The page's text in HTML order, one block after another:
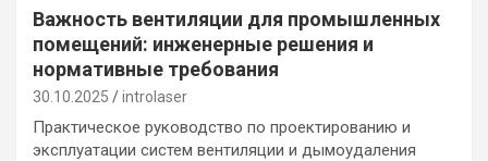
Важность вентиляции для промышленных
помещений: инженерные решения и
нормативные требования
30.10.2025 introlaser
Практическое руководство по проектированию и
эксплуатации систем вентиляции и дымоудаления